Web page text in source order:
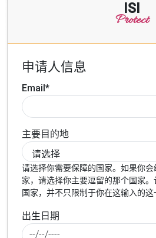
ISI
Protect
申请人信息
Email*
主要目的地
请选择你需要保障的国家。如果你
家，请选择你主要逗留的那个国家
国家，并不只限制于你在这输入的这
出生日期